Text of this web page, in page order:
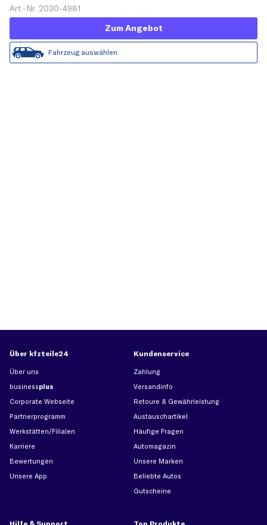
Art.-Nr. 2030-4981
Zum Angebot
Fahrzeug auswählen
Über kfzteile24
Über uns
businessplus
Corporate Webseite
Partnerprogramm
Werkstätten/Filialen
Karriere
Bewertungen
Unsere App
Kundenservice
Zahlung
Versandinfo
Retoure & Gewährleistung
Austauschartikel
Häufige Fragen
Automagazin
Unsere Marken
Beliebte Autos
Gutscheine